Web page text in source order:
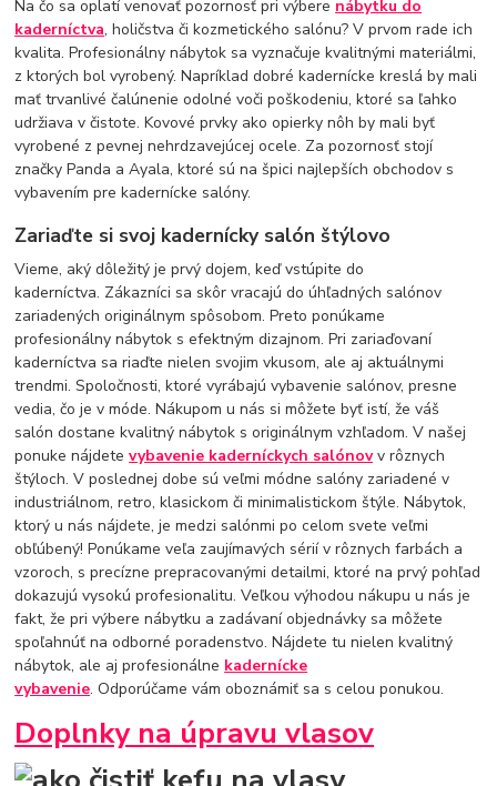
Na čo sa oplatí venovať pozornosť pri výbere nábytku do
kaderníctva, holičstva či kozmetického salónu? V prvom rade ich
kvalita. Profesionálny nábytok sa vyznačuje kvalitnými materiálmi,
z ktorých bol vyrobený. Napríklad dobré kadernícke kreslá by mali
mať trvanlivé čalúnenie odolné voči poškodeniu, ktoré sa ľahko
udržiava v čistote. Kovové prvky ako opierky nôh by mali byť
vyrobené z pevnej nehrdzavejúcej ocele. Za pozornosť stojí
značky Panda a Ayala, ktoré sú na špici najlepších obchodov s
vybavením pre kadernícke salóny.
Zariaďte si svoj kadernícky salón štýlovo
Vieme, aký dôležitý je prvý dojem, keď vstúpite do
kaderníctva. Zákazníci sa skôr vracajú do úhľadných salónov
zariadených originálnym spôsobom. Preto ponúkame
profesionálny nábytok s efektným dizajnom. Pri zariaďovaní
kaderníctva sa riaďte nielen svojim vkusom, ale aj aktuálnymi
trendmi. Spoločnosti, ktoré vyrábajú vybavenie salónov, presne
vedia, čo je v móde. Nákupom u nás si môžete byť istí, že váš
salón dostane kvalitný nábytok s originálnym vzhľadom. V našej
ponuke nájdetevybavenie kaderníckych salónovv rôznych
štýloch. V poslednej dobe sú veľmi módne salóny zariadené v
industriálnom, retro, klasickom či minimalistickom štýle. Nábytok,
ktorý u nás nájdete, je medzi salónmi po celom svete veľmi
obľúbený! Ponúkame veľa zaujímavých sérií v rôznych farbách a
vzoroch, s precízne prepracovanými detailmi, ktoré na prvý pohľad
dokazujú vysokú profesionalitu. Veľkou výhodou nákupu u nás je
fakt, že pri výbere nábytku a zadávaní objednávky sa môžete
spoľahnúť na odborné poradenstvo. Nájdete tu nielen kvalitný
nábytok, ale aj profesionálne kadernícke
vybavenie. Odporúčame vám oboznámiť sa s celou ponukou.
Doplnky na úpravu vlasov